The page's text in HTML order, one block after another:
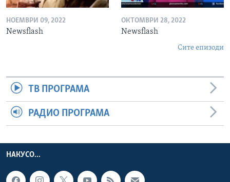
НОЕМВРИ 09, 2022
Newsflash
ОКТОМВРИ 28, 2022
Newsflash
Сите епизоди
ТВ ПРОГРАМА
РАДИО ПРОГРАМА
НАКУСО...